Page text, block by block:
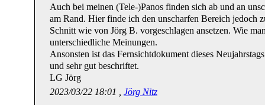
Auch bei meinen (Tele-)Panos finden sich ab und an
am Rand. Hier finde ich den unscharfen Bereich jedoch
Schnitt wie von Jörg B. vorgeschlagen ansetzen. Wie
unterschiedliche Meinungen.
Ansonsten ist das Fernsichtdokument dieses
und sehr gut beschriftet.
LG Jörg
2023/03/22 18:01 , Jörg Nitz